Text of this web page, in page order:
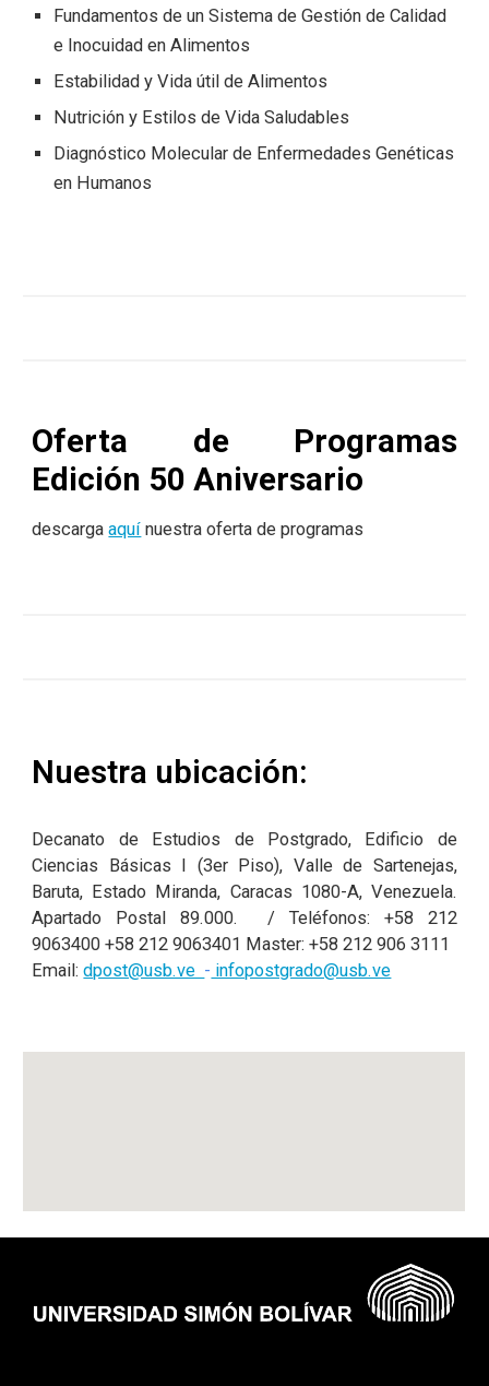
Fundamentos de un Sistema de Gestión de Calidad
e Inocuidad en Alimentos
Estabilidad y Vida útil de Alimentos
Nutrición y Estilos de Vida Saludables
Diagnóstico Molecular de Enfermedades Genéticas
en Humanos
Oferta de Programas
Edición 50 Aniversario
descargaaquí nuestra oferta de programas
Nuestra ubicación:
Decanato de Estudios de Postgrado, Edificio de
Ciencias Básicas I (3er Piso), Valle de Sartenejas,
Baruta, Estado Miranda, Caracas 1080-A, Venezuela.
Apartado Postal 89.000. / Teléfonos: +58 212
9063400 +58 212 9063401 Master: +58 212 906 3111
Email:dpost@usb.ve - infopostgrado@usb.ve